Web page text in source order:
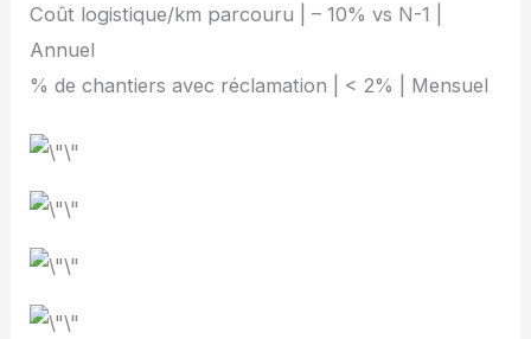
Coût logistique/km parcouru | – 10% vs N-1 |
Annuel
% de chantiers avec réclamation | < 2% | Mensuel